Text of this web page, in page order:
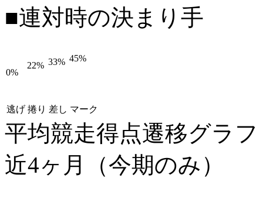
■連対時の決まり手
0%
22% 33% 45%
逃げ 捲り 差し マーク
平均競走得点遷移グラ
近4ヶ月（今期のみ）